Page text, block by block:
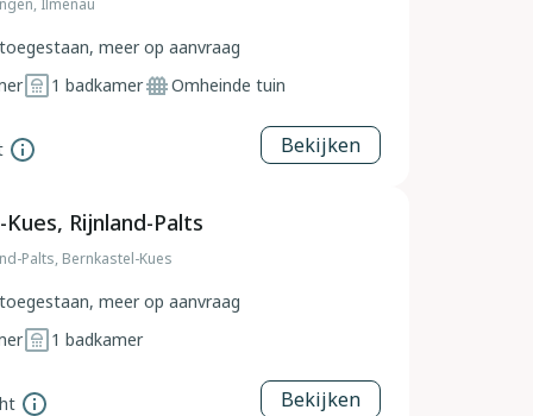
Ilmenau
meer op aanvraag
1 badkamer Omheinde tuin
Bekijken
Rijnland-Palts
Palts, Bernkastel-Kues
meer op aanvraag
1 badkamer
Bekijken